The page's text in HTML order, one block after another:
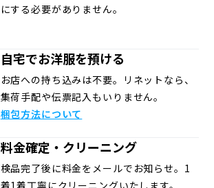
にする必要がありません。
自宅でお洋服を預ける
お店への持ち込みは不要。リネットなら、
集荷手配や伝票記入もいりません。
梱包方法について
料金確定・クリーニング
検品完了後に料金をメールでお知らせ。1
着1着丁寧にクリーニングいたします。